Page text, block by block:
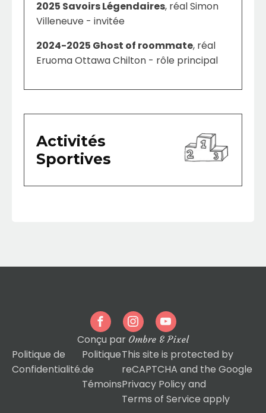
2025 Savoirs Légendaires, réal Simon
Villeneuve - invitée
2024-2025 Ghost of roommate, réal
Eruoma Ottawa Chilton - rôle principal
Activités
Sportives
• Ballet — depuis septembre 2020
scolaire)
Conçu par Ombre & Pixel
Politique de
Confidentialité.
Politique
de
Témoins
This site is protected by
reCAPTCHA and the Google
Privacy Policyand
Terms of Service apply